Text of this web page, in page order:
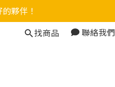
夥伴！
找商品
聯絡我們